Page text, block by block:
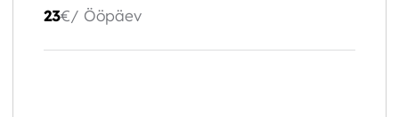
23€/ Ööpäev